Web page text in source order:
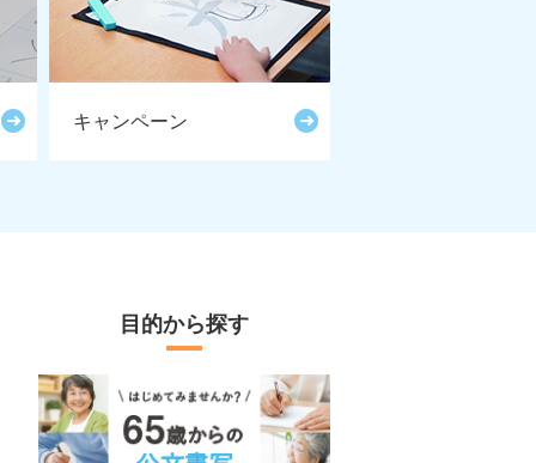
キャンペーン
目的から探す